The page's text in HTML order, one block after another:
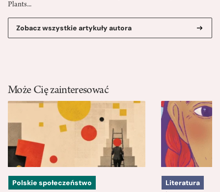
Plants...
Zobacz wszystkie artykuły autora
Może Cię zainteresować
Polskie społeczeństwo Literatura